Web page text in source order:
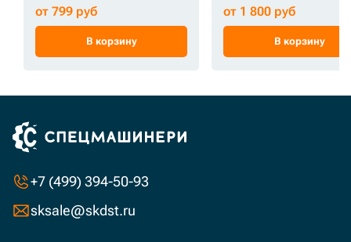
от 799 руб
В корзину
от 1 800 руб
В корзину
+7 (499) 394-50-93
sksale@skdst.ru